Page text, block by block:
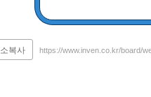
복사 https://www.inven.co.kr/board/